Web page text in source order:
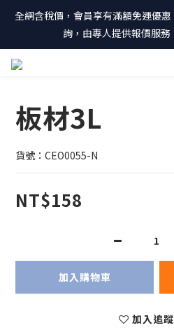
全網含稅價，會員享有滿額免運優
詢，由專人提供報價服
板材3L
貨號：CEO0055-N
NT$158
加入購物車
加入追